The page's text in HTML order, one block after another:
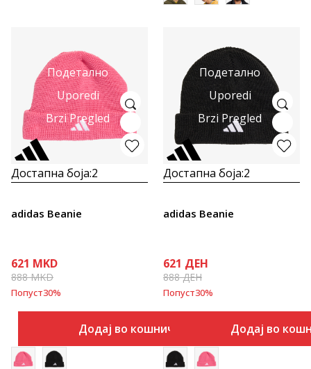
Подетално
Uporedi
Brzi Pregled
Достапна боја:2
adidas Beanie
621 MKD
888MKD
Попуст30%
Додај во кошничка
Подетално
Uporedi
Brzi Pregled
Достапна боја:2
adidas Beanie
621 ДЕН
888ДЕН
Попуст30%
Додај во